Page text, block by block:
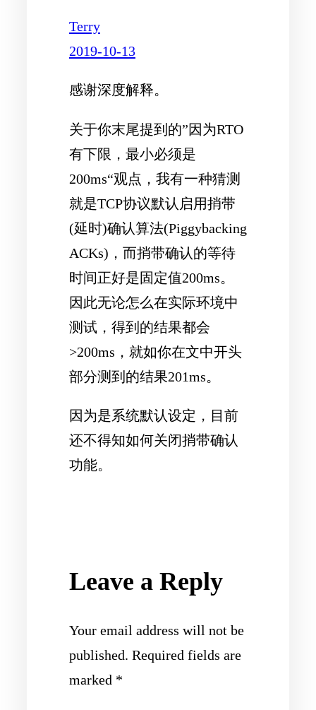
Terry
2019-10-13
感谢深度解释。
关于你末尾提到的”因为RTO
有下限，最小必须是
200ms“观点，我有一种猜测
就是TCP协议默认启用捎带
(延时)确认算法(Piggybacking
ACKs)，而捎带确认的等待
时间正好是固定值200ms。
因此无论怎么在实际环境中
测试，得到的结果都会
>200ms，就如你在文中开头
部分测到的结果201ms。
因为是系统默认设定，目前
还不得知如何关闭捎带确认
功能。
Leave a Reply
Your email address will not be
published. Required fields are
marked *